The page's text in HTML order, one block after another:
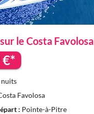
le Costa Favolosa
€*
nuits
Favolosa
: Pointe-à-Pitre